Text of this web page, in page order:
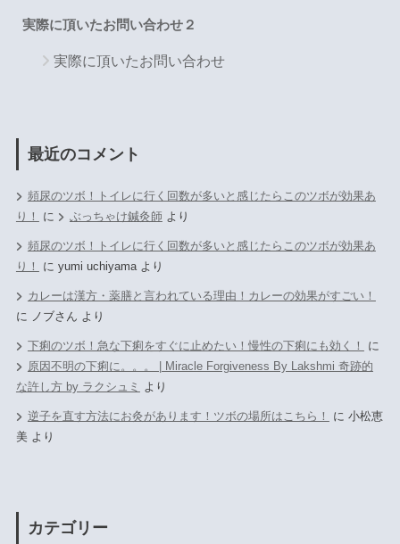
実際に頂いたお問い合わせ２
実際に頂いたお問い合わせ
最近のコメント
頻尿のツボ！トイレに行く回数が多いと感じたらこのツボが効果あ
り！
に ぶっちゃけ鍼灸師 より
頻尿のツボ！トイレに行く回数が多いと感じたらこのツボが効果あ
り！
に yumi uchiyamaより
カレーは漢方・薬膳と言われている理由！カレーの効果がすごい！
に
ノブさん より
下痢のツボ！急な下痢をすぐに止めたい！慢性の下痢にも効く！
に
原因不明の下痢に。。。 | Miracle Forgiveness By Lakshmi 奇跡的
な許し方 by ラクシュミ
より
逆子を直す方法にお灸があります！ツボの場所はこちら！ に 小松恵
美より
カテゴリー